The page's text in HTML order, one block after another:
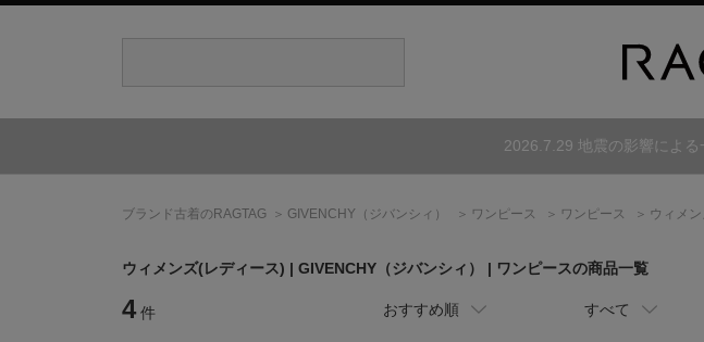
2026.7.29 地震の影響によ
ブランド古着のRAGTAG GIVENCHY （ジバンシィ） ワンピース ワンピース ウィメ
ウィメンズ(レディース) | GIVENCHY （ジバンシィ） | ワンピースの商品一覧
4 件 おすすめ順 すべて